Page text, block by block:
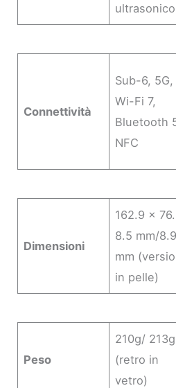
ultrasonico
Connettività
Sub-6, 5G,
Wi-Fi 7,
Bluetooth
NFC
Dimensioni
162.9 x
8.5 mm/8.9
mm
in pelle)
Peso
210g/ 213g
(retro in
vetro)